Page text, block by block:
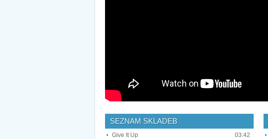
SEZNAM SKLADEB
Give It Up
03:42